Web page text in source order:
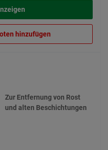
hinzufügen
Zur Entfernung von Rost
und alten Beschichtungen